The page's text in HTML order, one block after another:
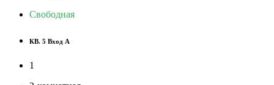
Свободная
КВ. 5 Вход A
1